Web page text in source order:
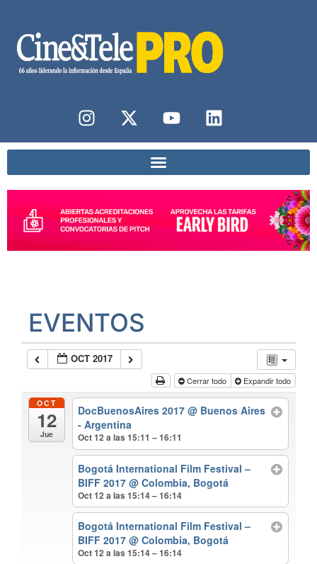
EVENTOS
OCT 2017
Cerrar todo Expandir todo
OCT
12
Jue
DocBuenosAires 2017@ Buenos Aires
- Argentina
Oct 12 a las 15:11 – 16:11
Bogotá International Film Festival –
BIFF 2017@ Colombia, Bogotá
Oct 12 a las 15:14 – 16:14
Bogotá International Film Festival –
BIFF 2017@ Colombia, Bogotá
Oct 12 a las 15:14 – 16:14